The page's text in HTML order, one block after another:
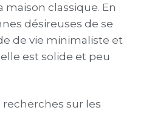
maison classique. En
désireuses de se
de vie minimaliste et
est solide et peu
sur les